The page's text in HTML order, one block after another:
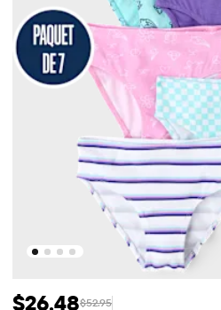
$26.48$52.95